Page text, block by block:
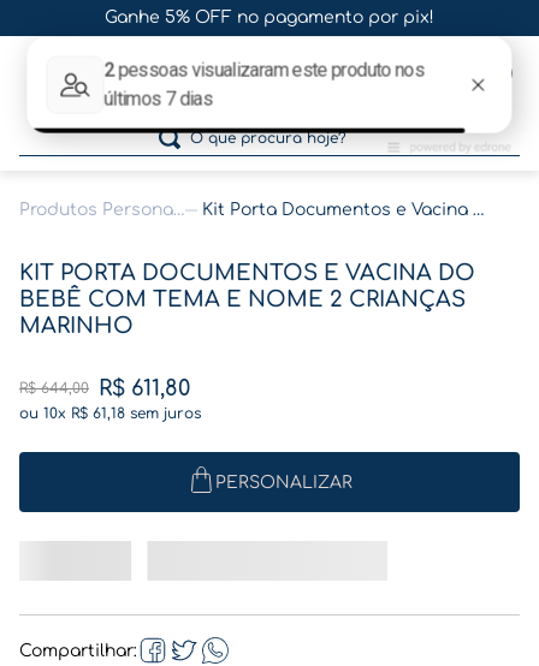
Ganhe 5% OFF no pagamento por pix!
O que procura hoje?
1 º gestante
4 º pasta
5º folha memórias barriga
Produtos Personalizados Kit Porta Documentos e Vacina do Bebê com Tema e Nome 2 crianças Marinho
KIT PORTA DOCUMENTOS E VACINA DO
BEBÊ COM TEMA E NOME 2 CRIANÇAS
MARINHO
R$ 644,00 R$ 611,80
ou 10x R$ 61,18 sem juros
PERSONALIZAR
Compartilhar